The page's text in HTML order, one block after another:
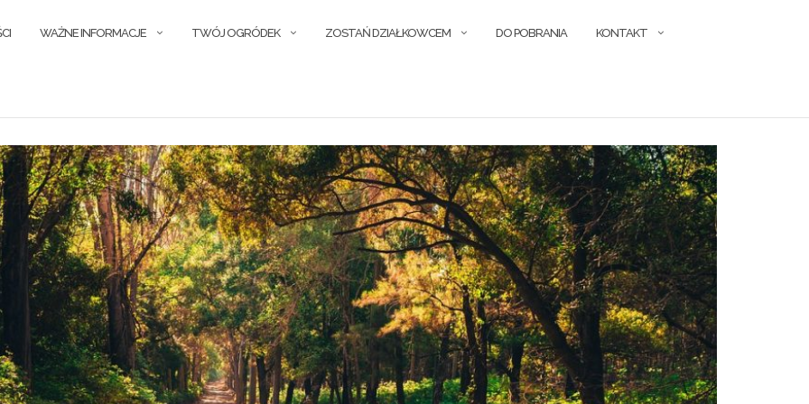
WAŻNE INFORMACJE TWÓJ OGRÓDEK ZOSTAŃ DZIAŁKOWCEM DO POBRANIA KONTAKT